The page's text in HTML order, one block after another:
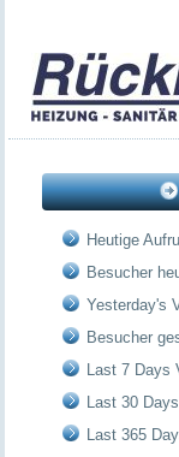
Heutige
Besucher
Yesterday's
Besucher
Last 7 Days
Last 30
Last 365